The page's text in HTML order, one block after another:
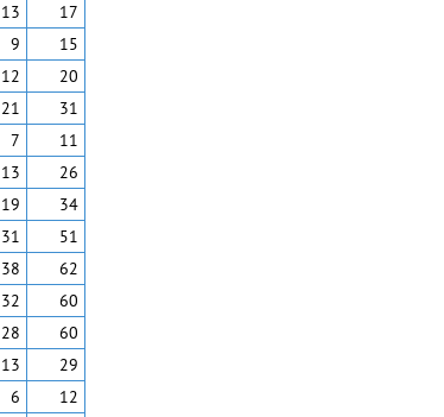
13
17
9
15
12 20
21
31
7
11
13 26
19
34
31
51
38 62
32
60
28
60
13
29
6 12